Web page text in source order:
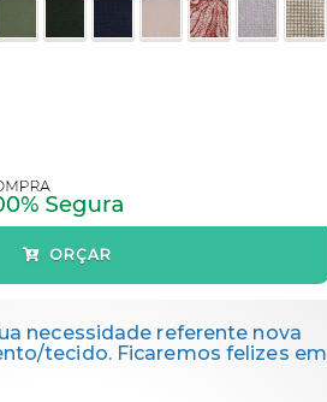
ORÇAR
necessidade referente nova
tecido. Ficaremos felizes em